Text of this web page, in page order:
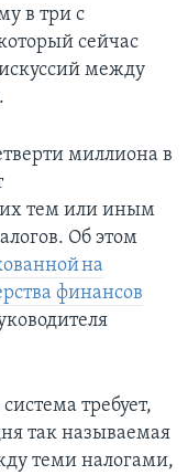
в три с
сейчас
между
миллиона в
тем или иным
Об этом
на
финансов
требует,
так называемая
теми налогами,